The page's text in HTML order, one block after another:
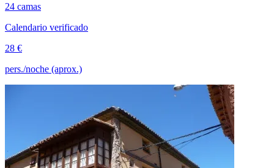
24 camas
Calendario verificado
28 €
pers./noche (aprox.)